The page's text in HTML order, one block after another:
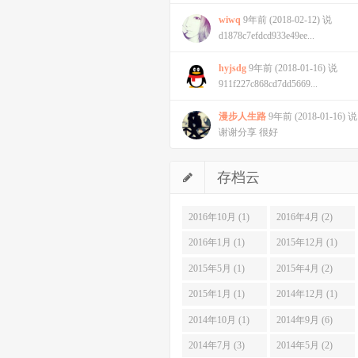
wiwq 9年前 (2018-02-12) 说
d1878c7efdcd933e49ee...
hyjsdg 9年前 (2018-01-16) 说
911f227c868cd7dd5669...
漫步人生路 9年前 (2018-01-16) 说
谢谢分享 很好
存档云
2016年10月 (1) 2016年4月 (2)
2016年1月 (1) 2015年12月 (1)
2015年5月 (1) 2015年4月 (2)
2015年1月 (1) 2014年12月 (1)
2014年10月 (1) 2014年9月 (6)
2014年7月 (3) 2014年5月 (2)